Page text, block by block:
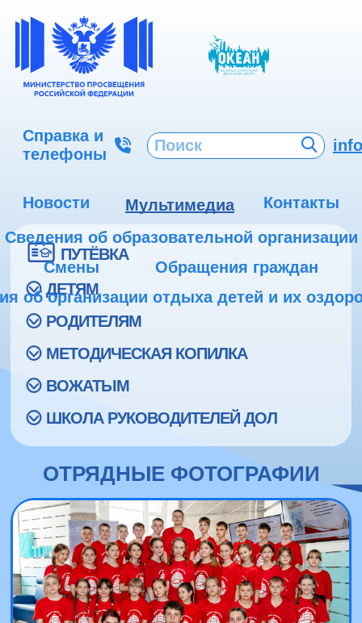
Справка и
телефоны
Новости Мультимедиа
Контакты
Сведения об образовательной организации
Смены
Обращения граждан
об организации отдыха детей и их
ПУТЁВКА
ДЕТЯМ
РОДИТЕЛЯМ
МЕТОДИЧЕСКАЯ КОПИЛКА
ВОЖАТЫМ
ШКОЛА РУКОВОДИТЕЛЕЙ ДОЛ
ОТРЯДНЫЕ ФОТОГРАФИИ